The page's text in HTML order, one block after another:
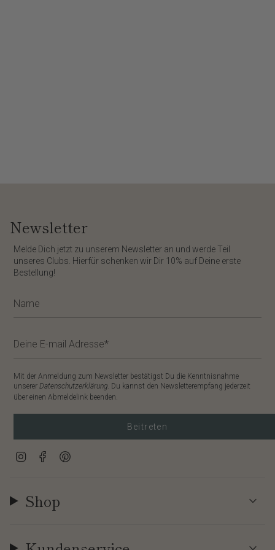
Newsletter
​Melde Dich jetzt zu unserem Newsletter an und werde Teil
unseres Clubs. Hierfür schenken wir Dir 10% auf Deine erste
Bestellung!
Mit der Anmeldung zum Newsletter bestätigst Du die Kenntnisnahme
unserer Datenschutzerklärung. Du kannst den Newsletterempfang jederzeit
über einen Abmeldelink beenden.
Beitreten
InstagramFacebook
Shop